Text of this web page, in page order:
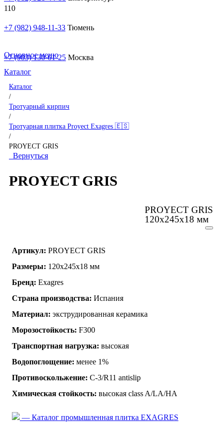
+7 (982) 948-11-33 Тюмень
+7 (903) 130-61-25 Москва
Основное меню
Каталог
Каталог
/
Тротуарный кирпич
/
Тротуарная плитка Proyect Exagres 🇪🇸
/
PROYECT GRIS
Вернуться
PROYECT GRIS
PROYECT GRIS
120x245x18 мм
Артикул: PROYECT GRIS
Размеры: 120x245x18 мм
Бренд: Exagres
Страна производства: Испания
Материал: экструдированная керамика
Морозостойкость: F300
Транспортная нагрузка: высокая
Водопоглощение: менее 1%
Противоскольжение: C-3/R11 antislip
Химическая стойкость: высокая class A/LA/HA
— Каталог промышленная плитка EXAGRES